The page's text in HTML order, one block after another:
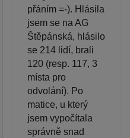
přáním =-). Hlásila
jsem se na AG
Štěpánská, hlásilo
se 214 lidí, brali
120 (resp. 117, 3
místa pro
odvolání). Po
matice, u který
jsem vypočítala
správně snad